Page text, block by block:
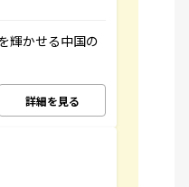
輝かせる中国の
詳細を見る